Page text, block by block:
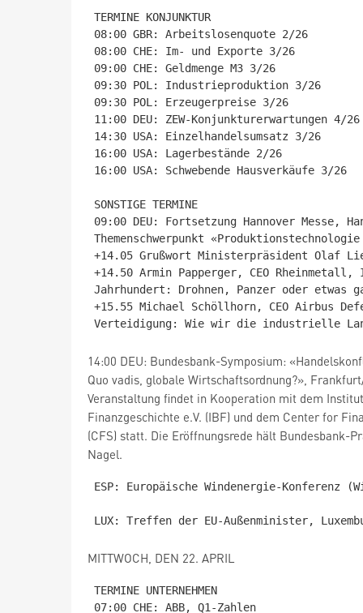
TERMINE KONJUNKTUR
08:00 GBR: Arbeitslosenquote 2/26
08:00 CHE: Im- und Exporte 3/26
09:00 CHE: Geldmenge M3 3/26
09:30 POL: Industrieproduktion 3/26
09:30 POL: Erzeugerpreise 3/26
11:00 DEU: ZEW-Konjunkturerwartungen 4/26
14:30 USA: Einzelhandelsumsatz 3/26
16:00 USA: Lagerbestände 2/26
16:00 USA: Schwebende Hausverkäufe 3/26
SONSTIGE TERMINE
09:00 DEU: Fortsetzung Hannover Messe,
Themenschwerpunkt
+14.05 Grußwort Ministerpräsident Olaf
+14.50 Armin Papperger, CEO
Jahrhundert: Drohnen, Panzer oder etwas
+15.55 Michael Schöllhorn, CEO Airbus
14:00 DEU: Bundesbank-Symposium:
Quo vadis, globale Wirtschaftsordnung?»,
Veranstaltung findet in Kooperation mit dem
Finanzgeschichte e.V. (IBF) und dem Center for
(CFS) statt. Die Eröffnungsrede hält Bundesbank-
Nagel.
ESP: Europäische Windenergie-Konferenz
MITTWOCH, DEN 22. APRIL
TERMINE UNTERNEHMEN
07:00 CHE: ABB, Q1-Zahlen